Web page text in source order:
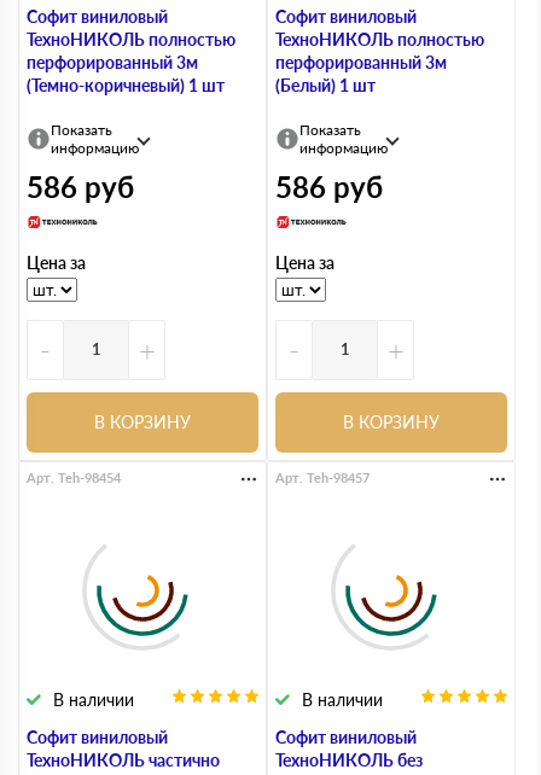
Софит виниловый
ТехноНИКОЛЬ полностью
перфорированный 3м
(Темно-коричневый) 1 шт
Показать
информацию
586 руб
Цена за
- +
В КОРЗИНУ
Софит виниловый
ТехноНИКОЛЬ полностью
перфорированный 3м
(Белый) 1 шт
Показать
информацию
586 руб
Цена за
- +
В КОРЗИНУ
Софит виниловый
ТехноНИКОЛЬ частично
В наличии
Арт. Teh-98454
Софит виниловый
ТехноНИКОЛЬ без
В наличии
Арт. Teh-98457